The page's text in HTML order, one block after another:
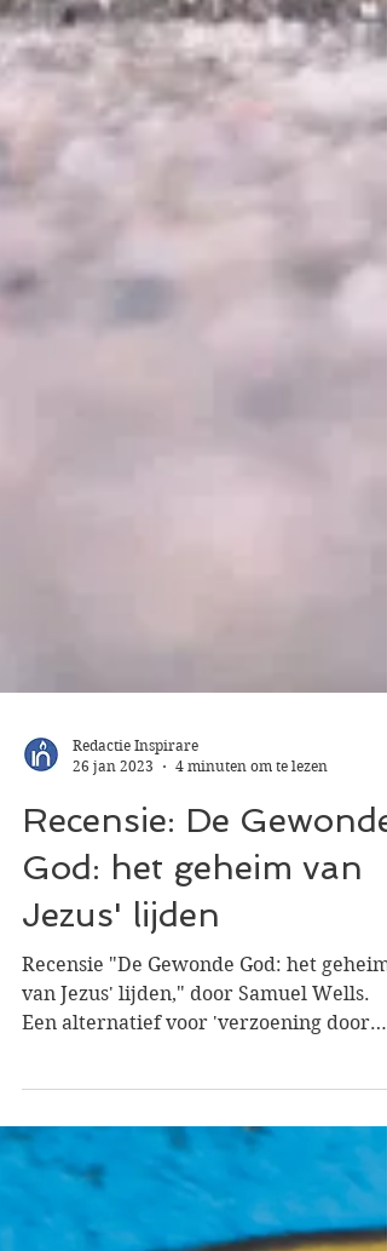
26 jan 2023
4 minuten om te lezen
Recensie: De Gewonde
God: het geheim van
Jezus' lijden
van Jezus' lijden," door Samuel Wells.
voldoening'?